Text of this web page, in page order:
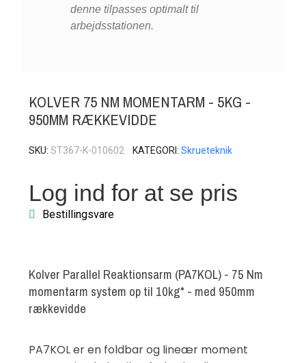
denne tilpasses optimalt til
arbejdsstationen.
KOLVER 75 NM MOMENTARM - 5KG -
950MM RÆKKEVIDDE
SKU ST367-K-010602 KATEGORI Skrueteknik
Log ind for at se pris
Bestillingsvare
Kolver Parallel Reaktionsarm (PA7KOL) - 75 Nm
momentarm system op til 10kg* - med 950mm
rækkevidde
PA7KOL er en foldbar og lineær moment